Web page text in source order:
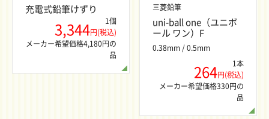
充電式鉛筆けずり
1個
3,344円(税込)
メーカー希望価格4,180円の
品
三菱鉛筆
uni-ball one（ユニボ
ール ワン）F
0.38mm / 0.5mm
1本
264円(税込)
メーカー希望価格330円の
品